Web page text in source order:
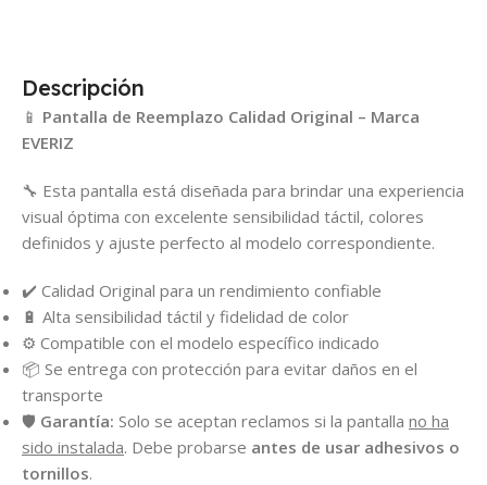
Descripción
📱 Pantalla de Reemplazo Calidad Original – Marca
EVERIZ
🔧 Esta pantalla está diseñada para brindar una experiencia
visual óptima con excelente sensibilidad táctil, colores
definidos y ajuste perfecto al modelo correspondiente.
✔️ Calidad Original para un rendimiento confiable
🔋 Alta sensibilidad táctil y fidelidad de color
⚙️ Compatible con el modelo específico indicado
📦 Se entrega con protección para evitar daños en el
transporte
🛡️ Garantía: Solo se aceptan reclamos si la pantalla no ha
sido instalada. Debe probarse antes de usar adhesivos o
tornillos.